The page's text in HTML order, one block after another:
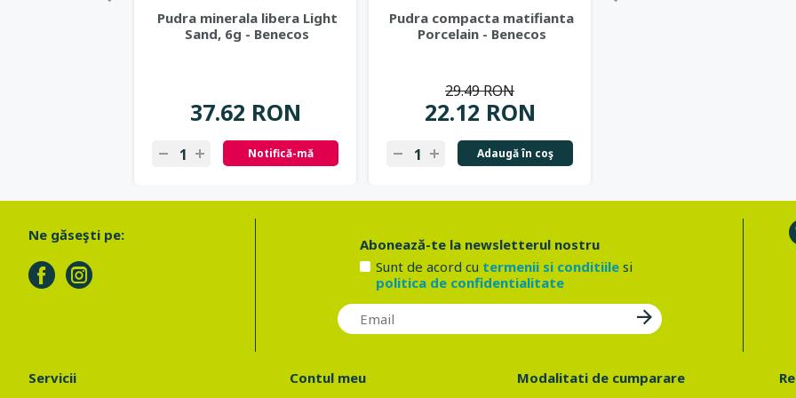
Pudra minerala libera Light
Sand, 6g - Benecos
37.62 RON
Notifică-mă
Pudra compacta matifianta
Porcelain - Benecos
22.12 RON
29.49 RON
Adaugă în coş
Ne găseşti pe:
Abonează-te la newsletterul nostru
Sunt de acord cu termenii si conditiilesi
politica de confidentialitate
Servicii
Contul meu
Modalitati de cumparare